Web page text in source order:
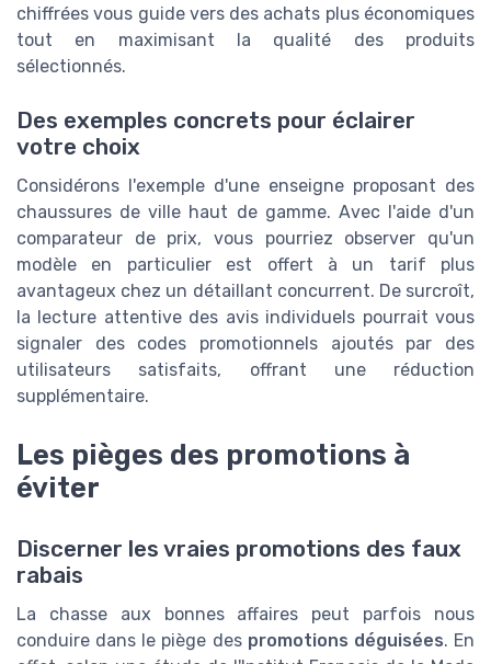
chiffrées vous guide vers des achats plus économiques
tout en maximisant la qualité des produits
sélectionnés.
Des exemples concrets pour éclairer
votre choix
Considérons l'exemple d'une enseigne proposant des
chaussures de ville haut de gamme. Avec l'aide d'un
comparateur de prix, vous pourriez observer qu'un
modèle en particulier est offert à un tarif plus
avantageux chez un détaillant concurrent. De surcroît,
la lecture attentive des avis individuels pourrait vous
signaler des codes promotionnels ajoutés par des
utilisateurs satisfaits, offrant une réduction
supplémentaire.
Les pièges des promotions à
éviter
Discerner les vraies promotions des faux
rabais
La chasse aux bonnes affaires peut parfois nous
conduire dans le piège des promotions déguisées. En